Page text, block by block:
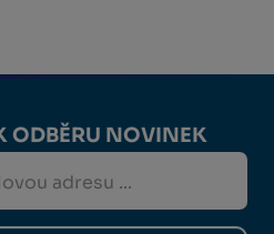
ODBĚRU NOVINEK